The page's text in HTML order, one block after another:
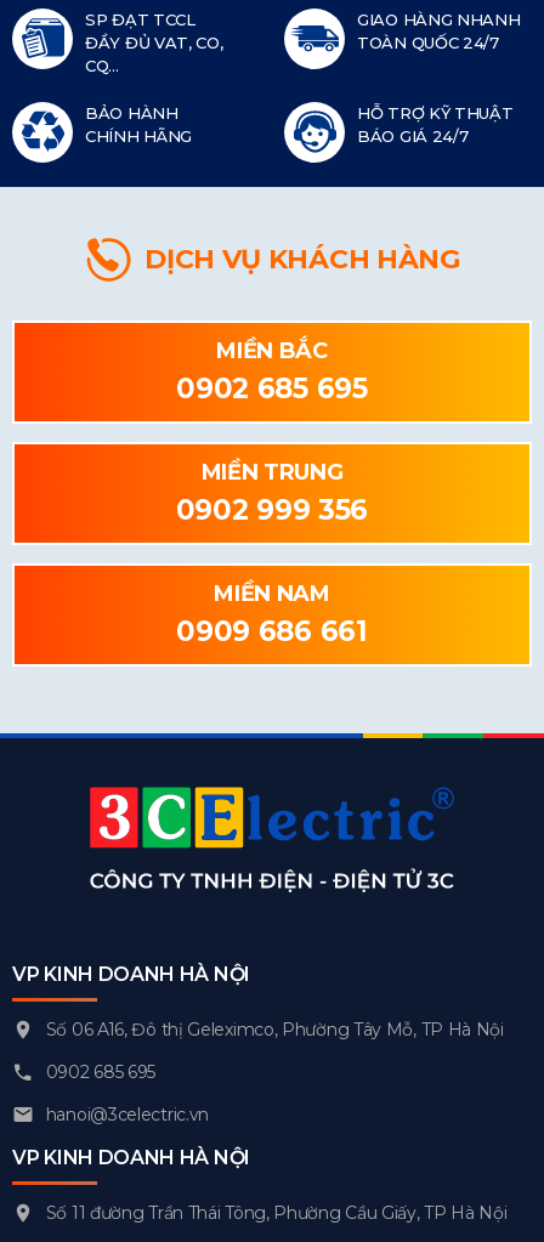
SP ĐẠT TCCL
ĐẦY ĐỦ VAT, CO,
CQ...
GIAO HÀNG NHANH
TOÀN QUỐC 24/7
BẢO HÀNH
CHÍNH HÃNG
HỖ TRỢ KỸ THUẬT
BÁO GIÁ 24/7
DỊCH VỤ KHÁCH HÀNG
MIỀN BẮC
0902 685 695
MIỀN TRUNG
0902 999 356
MIỀN NAM
0909 686 661
VP KINH DOANH HÀ NỘI
Số 06 A16, Đô thị Geleximco, Phường Tây Mỗ, TP Hà Nội
0902 685 695
hanoi@3celectric.vn
VP KINH DOANH HÀ NỘI
Số 11 đường Trần Thái Tông, Phường Cầu Giấy, TP Hà Nội